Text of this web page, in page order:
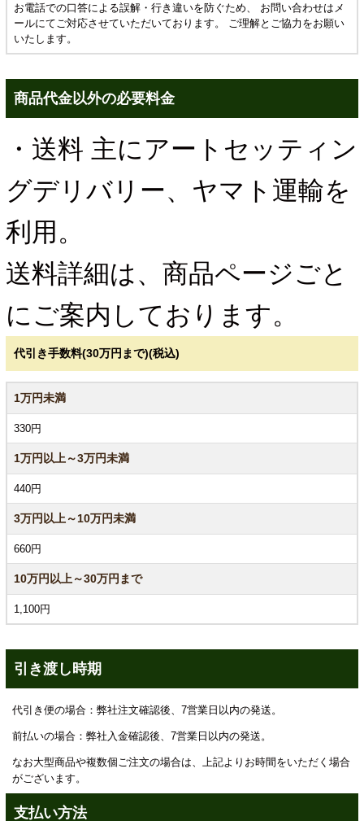
お電話での口答による誤解・行き違いを防ぐため、 お問い合わせはメ
ールにてご対応させていただいております。 ご理解とご協力をお願い
いたします。
商品代金以外の必要料金
・送料 主にアートセッティン
グデリバリー、ヤマト運輸を
利用。
送料詳細は、商品ページごと
にご案内しております。
代引き手数料(30万円まで)(税込)
1万円未満
330円
1万円以上～3万円未満
440円
3万円以上～10万円未満
660円
10万円以上～30万円まで
1,100円
引き渡し時期
代引き便の場合：弊社注文確認後、7営業日以内の発送。
前払いの場合：弊社入金確認後、7営業日以内の発送。
なお大型商品や複数個ご注文の場合は、上記よりお時間をいただく場合
がございます。
支払い方法